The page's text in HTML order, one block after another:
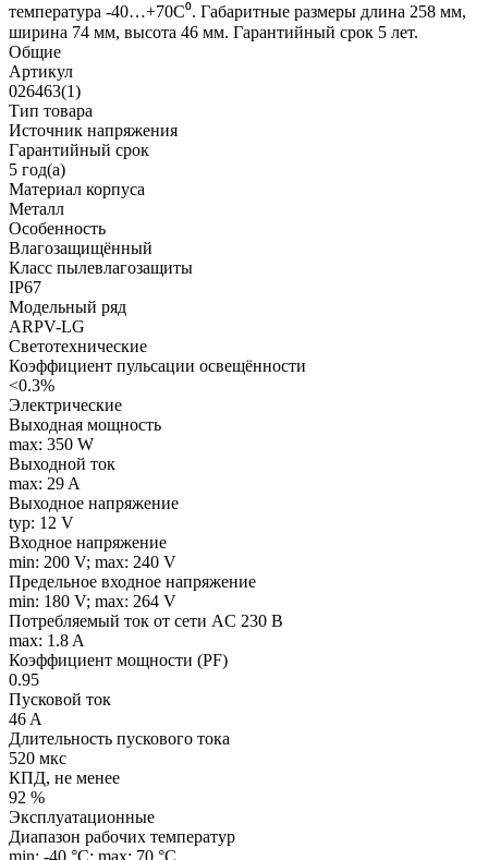
температура -40…+70C⁰. Габаритные размеры длина 258 мм,
ширина 74 мм, высота 46 мм. Гарантийный срок 5 лет.
Общие
Артикул
026463(1)
Тип товара
Источник напряжения
Гарантийный срок
5 год(а)
Материал корпуса
Металл
Особенность
Влагозащищённый
Класс пылевлагозащиты
IP67
Модельный ряд
ARPV-LG
Светотехнические
Коэффициент пульсации освещённости
<0.3%
Электрические
Выходная мощность
max: 350 W
Выходной ток
max: 29 A
Выходное напряжение
typ: 12 V
Входное напряжение
min: 200 V; max: 240 V
Предельное входное напряжение
min: 180 V; max: 264 V
Потребляемый ток от сети AC 230 В
max: 1.8 A
Коэффициент мощности (PF)
0.95
Пусковой ток
46 A
Длительность пускового тока
520 мкс
КПД, не менее
92 %
Эксплуатационные
Диапазон рабочих температур
min: -40 °C; max: 70 °C